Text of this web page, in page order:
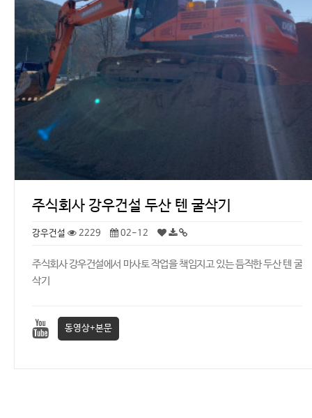
주식회사 강우건설 두산 텐 굴삭기
강우건설 2229 02-12
주식회사 강우건설에서 마사토 작업을 책임지고 있는 듬직한 두산 텐 굴
삭기
동영상+본문